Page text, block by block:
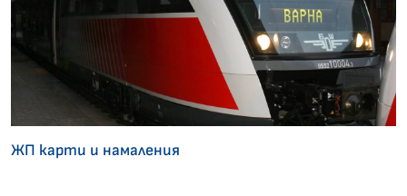
ЖП карти и намаления